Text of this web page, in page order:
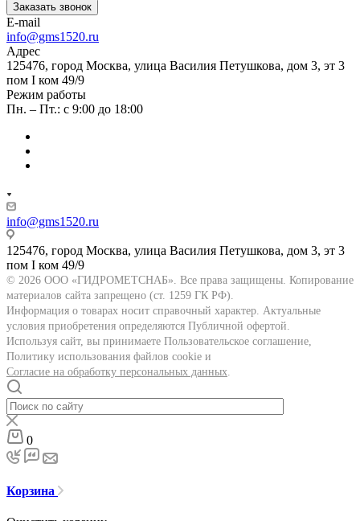
Заказать звонок
E-mail
info@gms1520.ru
Адрес
125476, город Москва, улица Василия Петушкова, дом 3, эт 3
пом I ком 49/9
Режим работы
Пн. – Пт.: с 9:00 до 18:00
info@gms1520.ru
125476, город Москва, улица Василия Петушкова, дом 3, эт 3
пом I ком 49/9
© 2026 ООО «ГИДРОМЕТСНАБ». Все права защищены. Копирование
материалов сайта запрещено (ст. 1259 ГК РФ).
Информация о товарах носит справочный характер. Актуальные
условия приобретения определяются Публичной офертой.
Используя сайт, вы принимаете Пользовательское соглашение,
Политику использования файлов cookie и
Согласие на обработку персональных данных
0
Корзина